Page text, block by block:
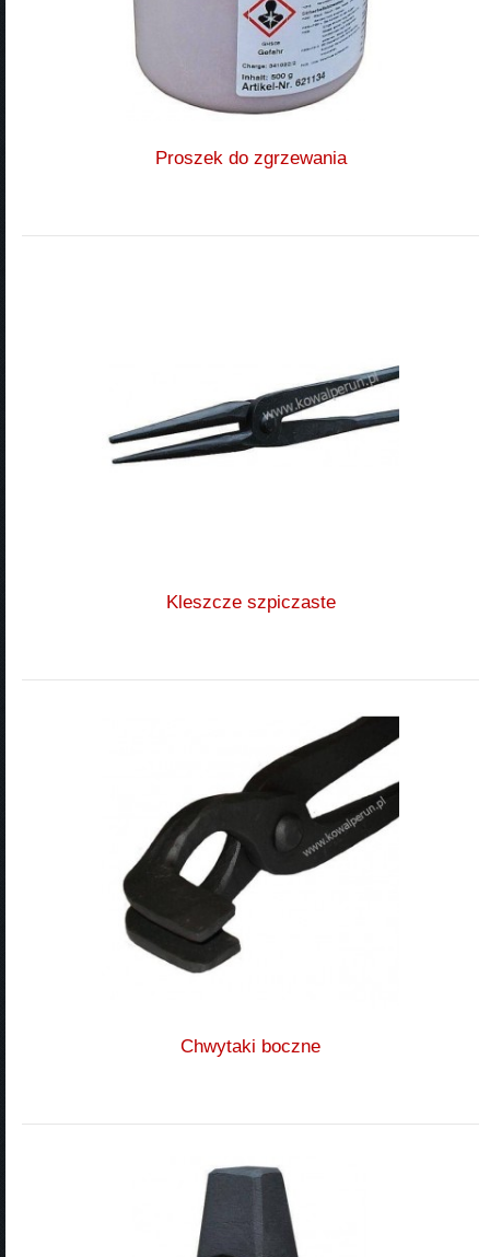
Proszek do zgrzewania
Kleszcze szpiczaste
Chwytaki boczne